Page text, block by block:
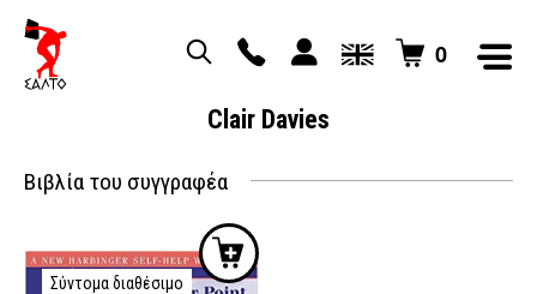
0
Clair Davies
Βιβλία του συγγραφέα
Σύντομα διαθέσιμο